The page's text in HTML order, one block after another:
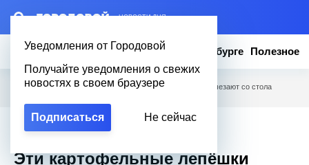
– НОВОСТИ ДНЯ
Уведомления от Городовой
Получайте уведомления о свежих
новостях в своем браузере
Подписаться Не сейчас
Новости Эксклюзив Вопросы о Петербурге Полезное
Городовой Полезное / Эти картофельные лепёшки исчезают со стола
Эксклюзив
Эти картофельные лепёшки